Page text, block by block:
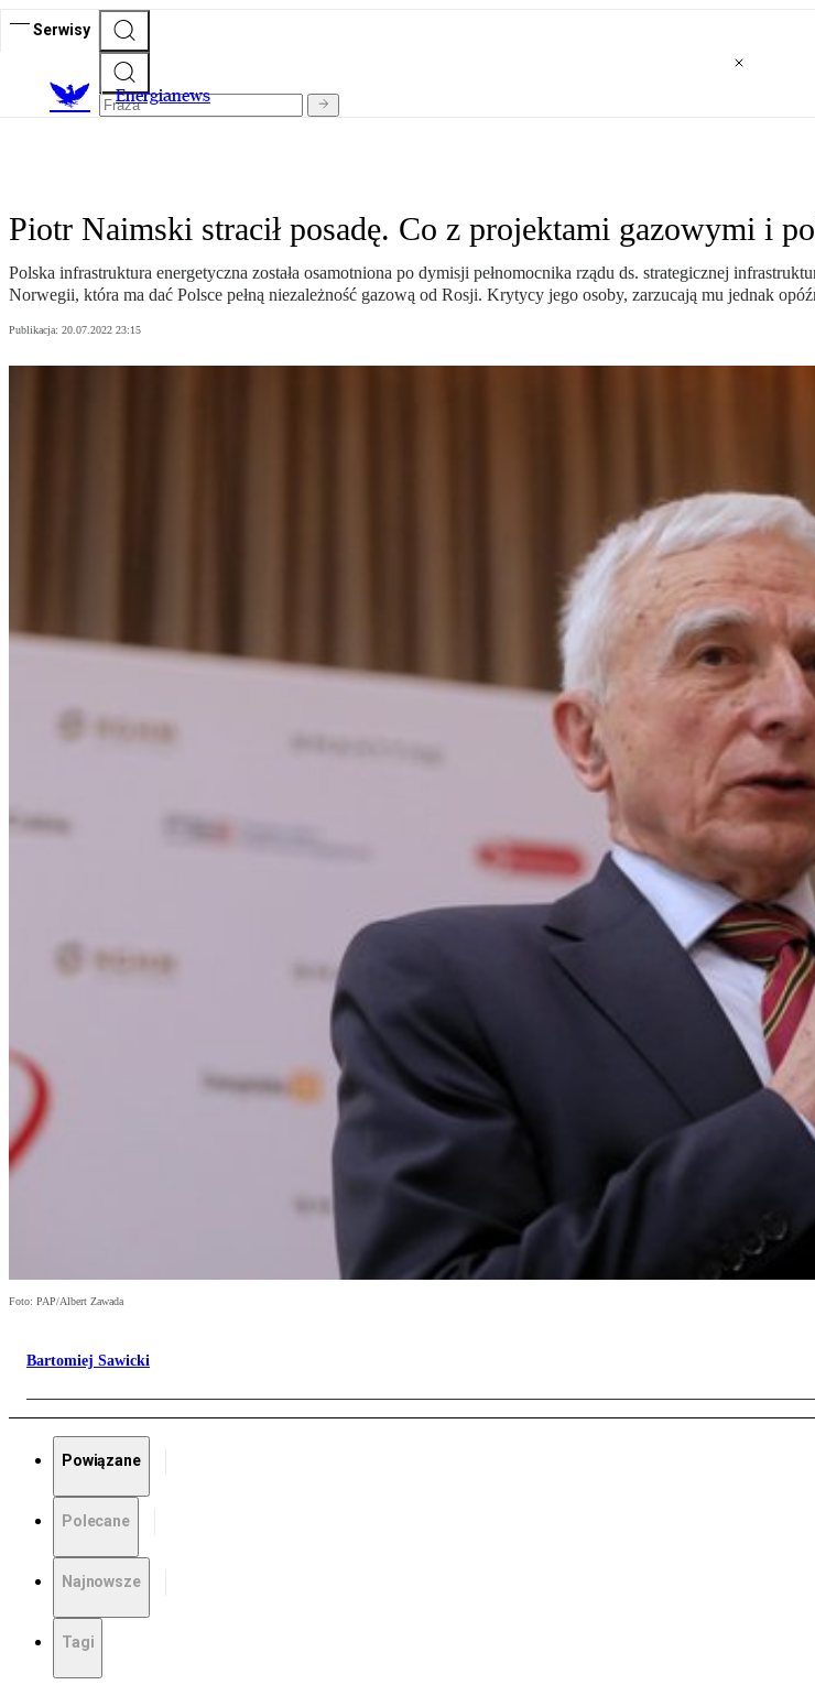
Serwisy
Energianews
Piotr Naimski stracił posadę. Co z projektami gazowymi i
Polska infrastruktura energetyczna została osamotniona po dymisji pełnomocnika rządu ds. strategicznej
Norwegii, która ma dać Polsce pełną niezależność gazową od Rosji. Krytycy jego osoby, zarzucają mu jednak
Publikacja: 20.07.2022 23:15
Foto: PAP/Albert Zawada
Bartomiej Sawicki
Powiązane
Polecane
Najnowsze
Tagi